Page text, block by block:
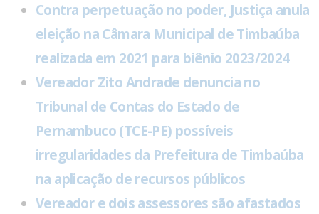
Contra perpetuação no poder, Justiça anula
eleição na Câmara Municipal de Timbaúba
realizada em 2021 para biênio 2023/2024
Vereador Zito Andrade denuncia no
Tribunal de Contas do Estado de
Pernambuco (TCE-PE) possíveis
irregularidades da Prefeitura de Timbaúba
na aplicação de recursos públicos
Vereador e dois assessores são afastados